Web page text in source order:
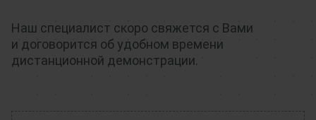
Наш специалист скоро свяжется с Вами
и договорится об удобном времени
дистанционной демонстрации.